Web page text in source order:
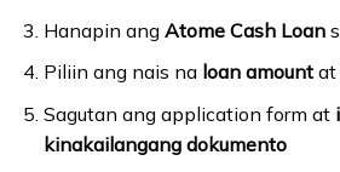
Hanapin ang Atome Cash Loan
Piliin ang nais na loan amountat
Sagutan ang application form at
kinakailangang dokumento